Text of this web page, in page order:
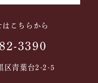
こちらから
3390
区青葉台2-2-5